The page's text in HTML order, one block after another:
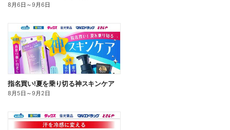
8月6日 ～9月6日
指名買い!夏を乗り切る神スキンケア
8月5日 ～9月2日